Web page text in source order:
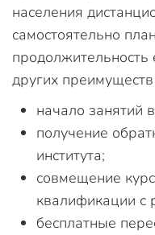
населения
самостоятельно
других
начало занятий
получение
института;
совмещение
квалификации с
бесплатные